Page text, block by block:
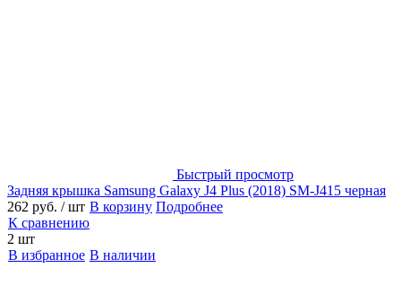
Быстрый просмотр
Задняя крышка Samsung Galaxy J4 Plus (2018) SM-J415 черная
262 руб. / шт В корзину Подробнее
К сравнению
2 шт
В избранное В наличии